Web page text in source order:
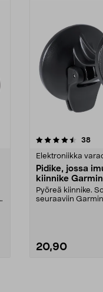
38
Elektroniikka
Pidike, jossa
kiinnike Garmin
Pyöreä kiinnike.
seuraaviin
20,90